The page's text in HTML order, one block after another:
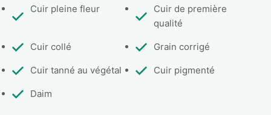
Cuir pleine fleur
Cuir de première
qualité
Cuir collé Grain corrigé
Cuir tanné au végétal Cuir pigmenté
Daim